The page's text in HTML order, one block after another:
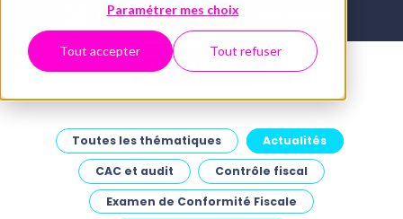
Paramétrer mes choix
Tout accepter Tout refuser
Boîte à outils
Webinaires
Toutes les thématiques
Actualités
CAC et audit
Contrôle fiscal
Examen de Conformité Fiscale